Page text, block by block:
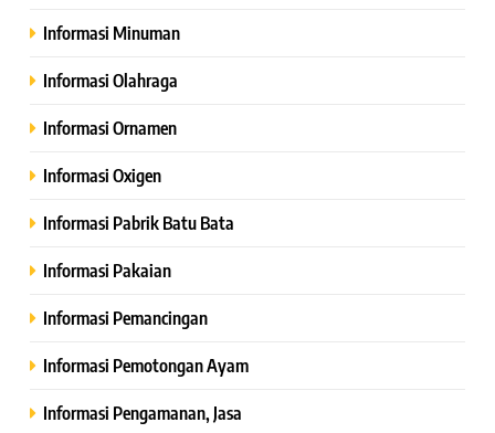
Informasi Minuman
Informasi Olahraga
Informasi Ornamen
Informasi Oxigen
Informasi Pabrik Batu Bata
Informasi Pakaian
Informasi Pemancingan
Informasi Pemotongan Ayam
Informasi Pengamanan, Jasa